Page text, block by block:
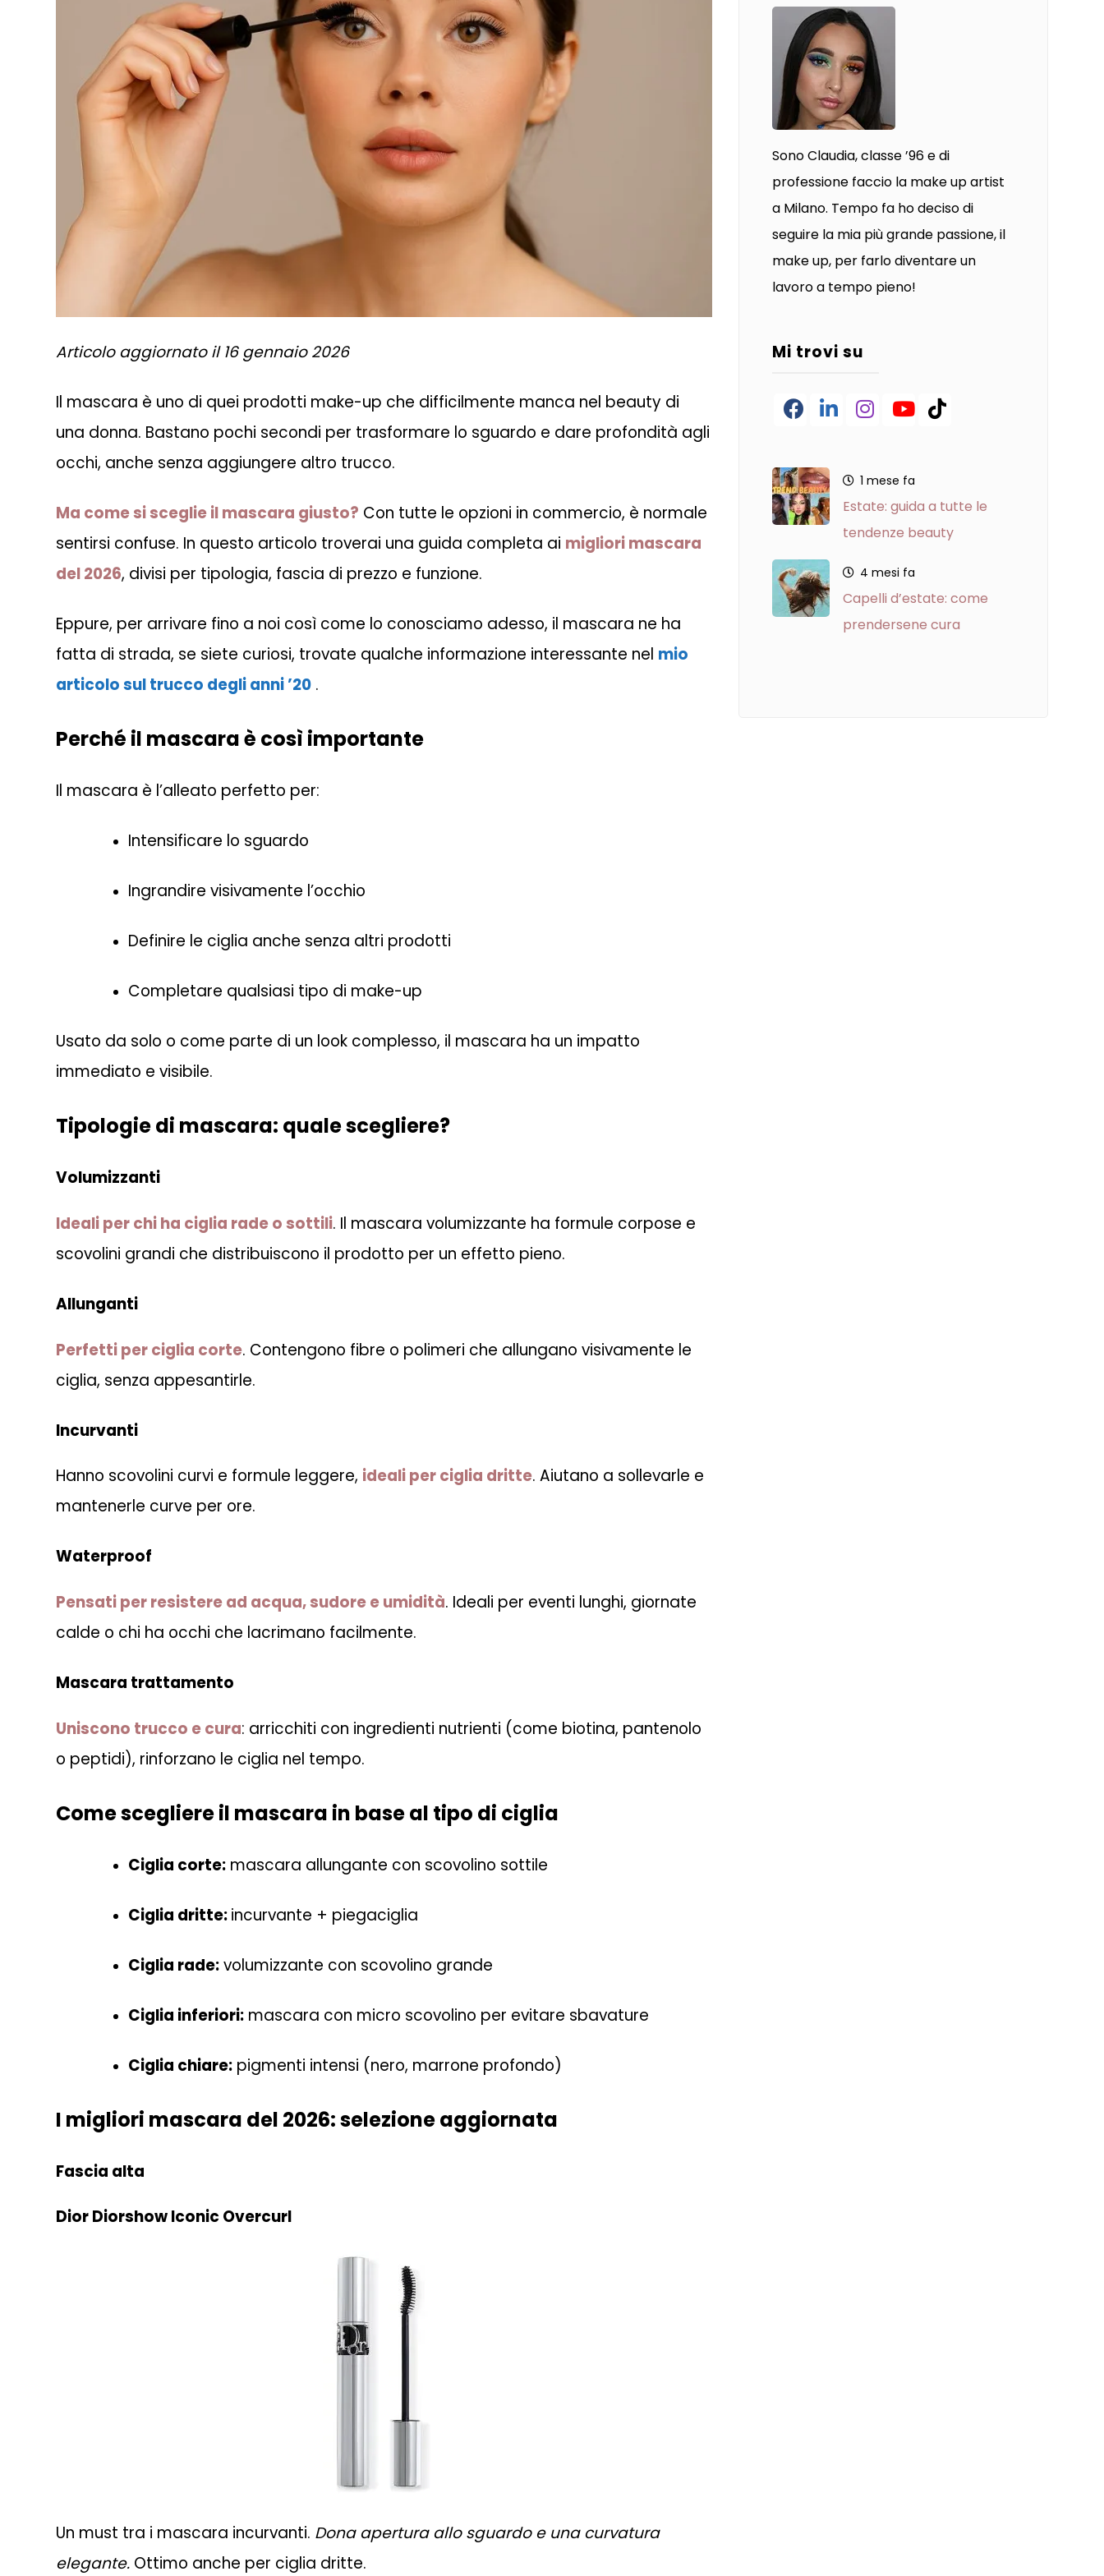
Articolo aggiornato il 16 gennaio 2026
Il mascara è uno di quei prodotti make-up che difficilmente manca nel beauty di
una donna. Bastano pochi secondi per trasformare lo sguardo e dare profondità agli
occhi, anche senza aggiungere altro trucco.
Ma come si sceglie il mascara giusto? Con tutte le opzioni in commercio, è normale
sentirsi confuse. In questo articolo troverai una guida completa ai migliori mascara
del 2026, divisi per tipologia, fascia di prezzo e funzione.
Eppure, per arrivare fino a noi così come lo conosciamo adesso, il mascara ne ha
fatta di strada, se siete curiosi, trovate qualche informazione interessante nel mio
articolo sul trucco degli anni ’20 .
Perché il mascara è così importante
Il mascara è l’alleato perfetto per:
Intensificare lo sguardo
Ingrandire visivamente l’occhio
Definire le ciglia anche senza altri prodotti
Completare qualsiasi tipo di make-up
Usato da solo o come parte di un look complesso, il mascara ha un impatto
immediato e visibile.
Tipologie di mascara: quale scegliere?
Volumizzanti
Ideali per chi ha ciglia rade o sottili. Il mascara volumizzante ha formule corpose e
scovolini grandi che distribuiscono il prodotto per un effetto pieno.
Allunganti
Perfetti per ciglia corte. Contengono fibre o polimeri che allungano visivamente le
ciglia, senza appesantirle.
Incurvanti
Hanno scovolini curvi e formule leggere, ideali per ciglia dritte. Aiutano a sollevarle e
mantenerle curve per ore.
Waterproof
Pensati per resistere ad acqua, sudore e umidità. Ideali per eventi lunghi, giornate
calde o chi ha occhi che lacrimano facilmente.
Mascara trattamento
Uniscono trucco e cura: arricchiti con ingredienti nutrienti (come biotina, pantenolo
o peptidi), rinforzano le ciglia nel tempo.
Come scegliere il mascara in base al tipo di ciglia
Ciglia corte: mascara allungante con scovolino sottile
Ciglia dritte:incurvante + piegaciglia
Ciglia rade:volumizzante con scovolino grande
Ciglia inferiori: mascara con micro scovolino per evitare sbavature
Ciglia chiare: pigmenti intensi (nero, marrone profondo)
I migliori mascara del 2026: selezione aggiornata
Fascia alta
Dior Diorshow Iconic Overcurl
Un must tra i mascara incurvanti. Dona apertura allo sguardo e una curvatura
elegante. Ottimo anche per ciglia dritte.
Sono Claudia, classe ’96 e di
professione faccio la make up artist
a Milano. Tempo fa ho deciso di
seguire la mia più grande passione, il
make up, per farlo diventare un
lavoro a tempo pieno!
Mi trovi su
Facebook
LinkedIn
InstagramYouTube
TikTok
1 mese fa
Estate: guida a tutte le
tendenze beauty
4 mesi fa
Capelli d’estate: come
prendersene cura